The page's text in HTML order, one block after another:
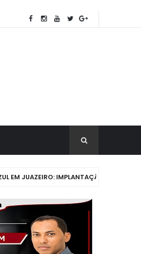
JUAZEIRO: IMPLANTAÇÃO DEVE